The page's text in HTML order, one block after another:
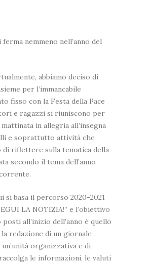
ferma nemmeno nell’anno del
abbiamo deciso di
per l’immancabile
fisso con la Festa della Pace
e ragazzi si riuniscono per
mattinata in allegria all’insegna
e soprattutto attività che
riflettere sulla tematica della
secondo il tema dell’anno
si basa il percorso 2020-2021
LA NOTIZIA!” e l’obiettivo
posti all’inizio dell’anno è quello
redazione di un giornale
organizzativa e di
le informazioni, le valuti